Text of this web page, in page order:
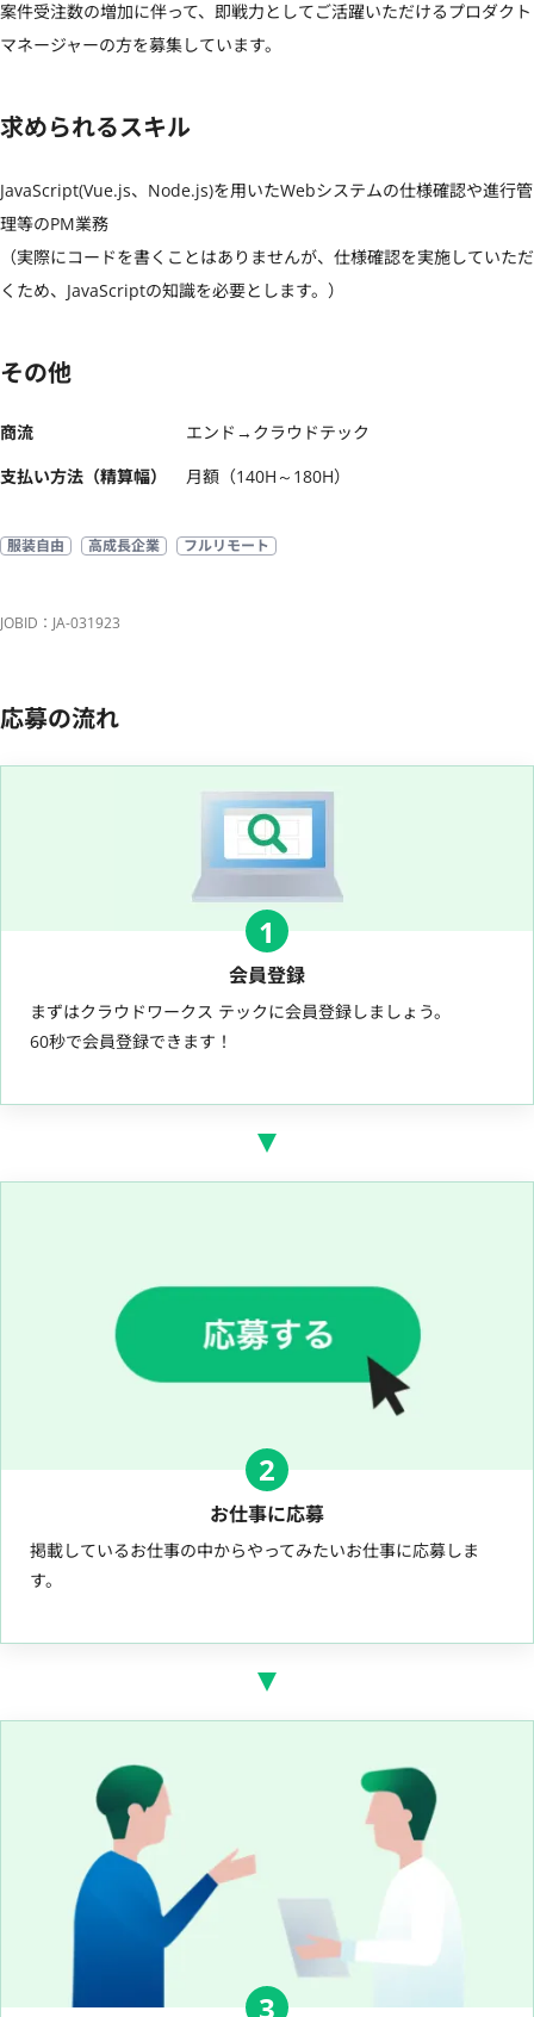
案件受注数の増加に伴って、即戦力としてご活躍いただけるプロダクト
マネージャーの方を募集しています。
求められるスキル
JavaScript(Vue.js、Node.js)を用いたWebシステムの仕様確認や進行管
理等のPM業務
（実際にコードを書くことはありませんが、仕様確認を実施していただ
くため、JavaScriptの知識を必要とします。）
その他
商流
エンド→クラウドテック
支払い方法（精算幅）
月額（140H～180H）
服装自由 高成長企業 フルリモート
JOBID：JA-031923
応募の流れ
1
会員登録
まずはクラウドワークス テックに会員登録しましょう。
60秒で会員登録できます！
2
お仕事に応募
掲載しているお仕事の中からやってみたいお仕事に応募しま
す。
3